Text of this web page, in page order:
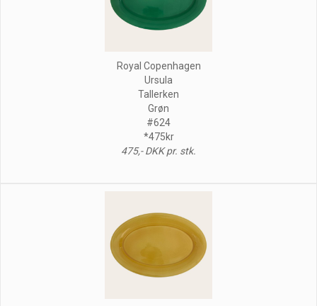
Royal Copenhagen
Ursula
Tallerken
Grøn
#624
*475kr
475,- DKK pr. stk.